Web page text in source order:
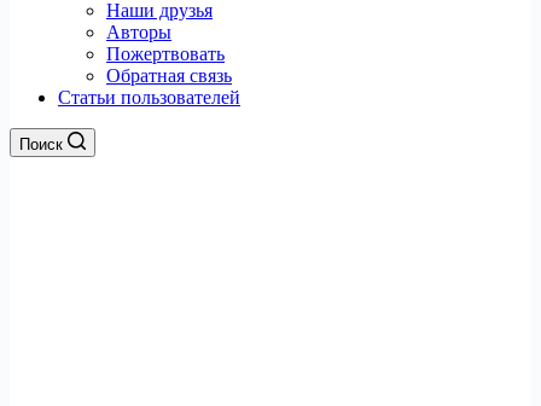
Наши друзья
Авторы
Пожертвовать
Обратная связь
Статьи пользователей
Поиск